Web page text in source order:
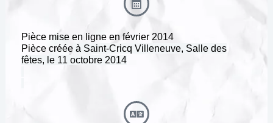
Pièce mise en ligne en février 2014
Pièce crééeà Saint-Cricq Villeneuve, Salle des
fêtes, le 11 octobre 2014